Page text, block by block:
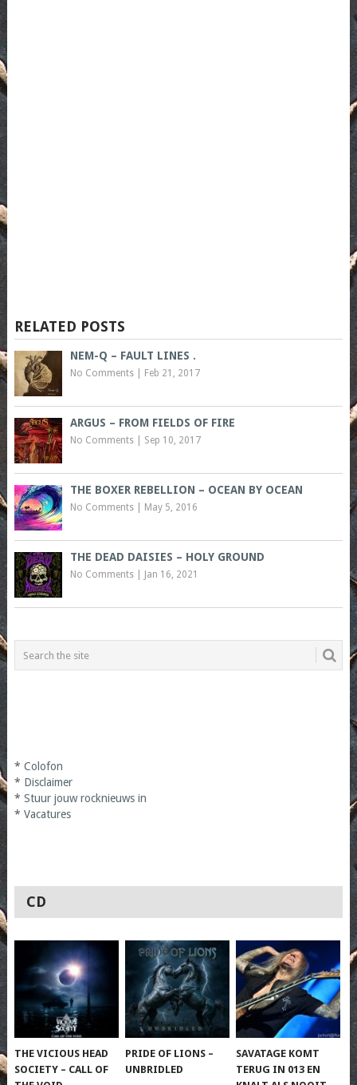
RELATED POSTS
NEM-Q – FAULT LINES .
No Comments| Feb 21, 2017
ARGUS – FROM FIELDS OF FIRE
No Comments| Sep 10, 2017
THE BOXER REBELLION – OCEAN BY OCEAN
No Comments| May 5, 2016
THE DEAD DAISIES – HOLY GROUND
No Comments| Jan 16, 2021
* Colofon
* Disclaimer
* Stuur jouw rocknieuws in
* Vacatures
CD
THE VICIOUS HEAD
SOCIETY – CALL OF
PRIDE OF LIONS –
UNBRIDLED
SAVATAGE KOMT
TERUG IN 013 EN